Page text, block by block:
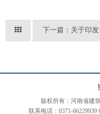
版权所有：河南省建
联系电话：0371-